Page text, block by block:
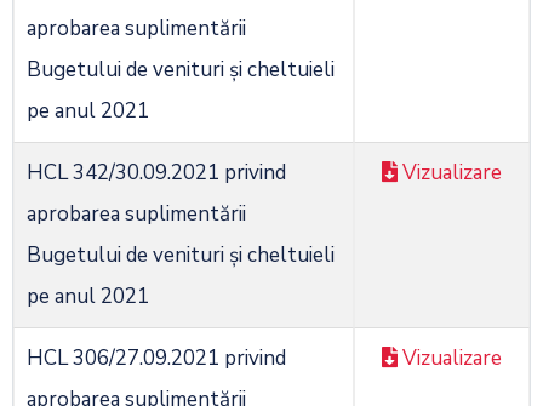
aprobarea suplimentării
Bugetului de venituri şi cheltuieli
pe anul 2021
HCL 342/30.09.2021 privind
aprobarea suplimentării
Bugetului de venituri și cheltuieli
pe anul 2021
Vizualizare
HCL 306/27.09.2021 privind
aprobarea suplimentării
Vizualizare